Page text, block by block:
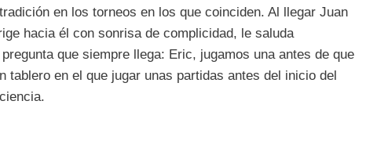
en los torneos en los que coinciden. Al llegar Juan
hacia él con sonrisa de complicidad, le saluda
que siempre llega: Eric, jugamos una antes de que
tablero en el que jugar unas partidas antes del inicio del